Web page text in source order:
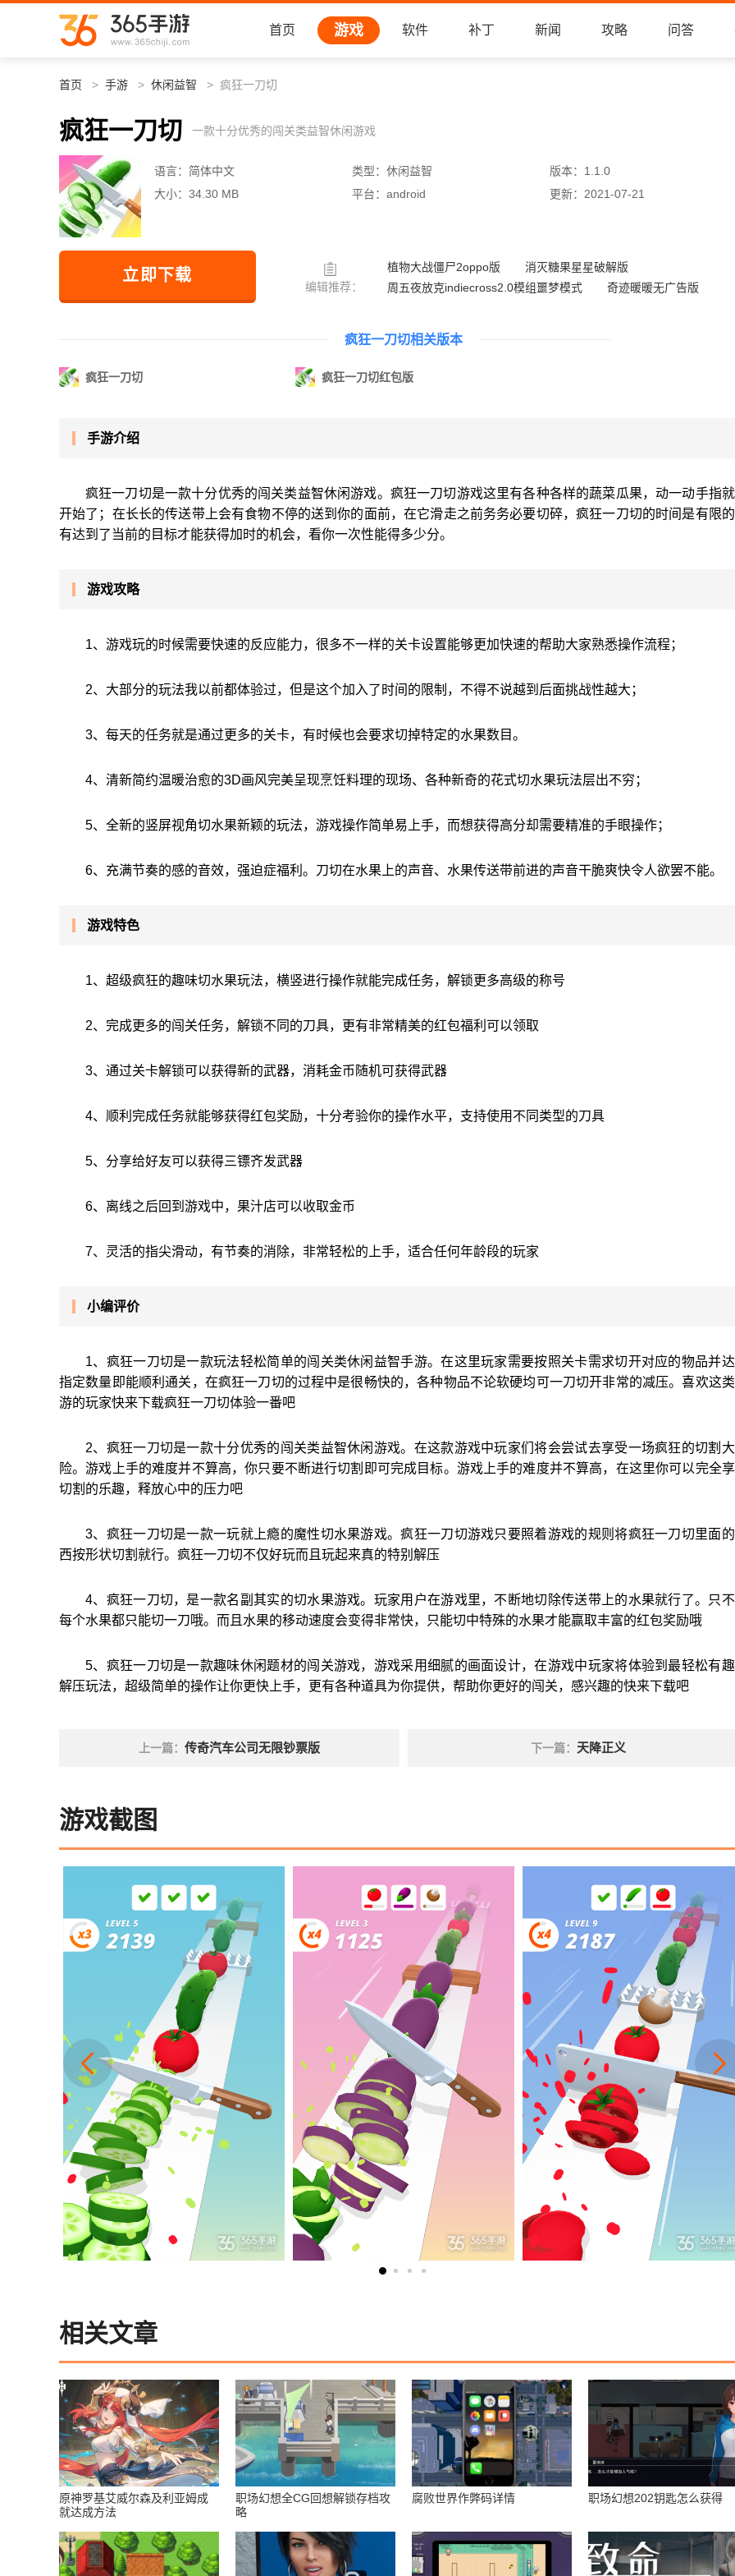
首页 游戏 软件 补丁 新闻 攻略 问答
首页 手游 休闲益智 疯狂一刀切
疯狂一刀切 一款十分优秀的闯关类益智休闲游戏
语言： 简体中文 类型： 休闲益智 版本： 1.1.0
大小： 34.30 MB 平台： android 更新： 2021-07-21
立即下载
编辑推荐：
植物大战僵尸2oppo版
消灭糖果星星破解版
周五夜放克indiecross2.0模组噩梦模式
奇迹暖暖无广告版
罗斯方块
疯狂一刀切相关版本
疯狂一刀切 疯狂一刀切红包版
手游介绍
疯狂一刀切是一款十分优秀的闯关类益智休闲游戏。疯狂一刀切游戏这里有各种各样的蔬菜瓜果，动一动手指
开始了；在长长的传送带上会有食物不停的送到你的面前，在它滑走之前务务必要切碎，疯狂一刀切的时间是有限
有达到了当前的目标才能获得加时的机会，看你一次性能得多少分。
游戏攻略
1、游戏玩的时候需要快速的反应能力，很多不一样的关卡设置能够更加快速的帮助大家熟悉操作流程；
2、大部分的玩法我以前都体验过，但是这个加入了时间的限制，不得不说越到后面挑战性越大；
3、每天的任务就是通过更多的关卡，有时候也会要求切掉特定的水果数目。
4、清新简约温暖治愈的3D画风完美呈现烹饪料理的现场、各种新奇的花式切水果玩法层出不穷；
5、全新的竖屏视角切水果新颖的玩法，游戏操作简单易上手，而想获得高分却需要精准的手眼操作；
6、充满节奏的感的音效，强迫症福利。刀切在水果上的声音、水果传送带前进的声音干脆爽快令人欲罢不能。
游戏特色
1、超级疯狂的趣味切水果玩法，横竖进行操作就能完成任务，解锁更多高级的称号
2、完成更多的闯关任务，解锁不同的刀具，更有非常精美的红包福利可以领取
3、通过关卡解锁可以获得新的武器，消耗金币随机可获得武器
4、顺利完成任务就能够获得红包奖励，十分考验你的操作水平，支持使用不同类型的刀具
5、分享给好友可以获得三镖齐发武器
6、离线之后回到游戏中，果汁店可以收取金币
7、灵活的指尖滑动，有节奏的消除，非常轻松的上手，适合任何年龄段的玩家
小编评价
1、疯狂一刀切是一款玩法轻松简单的闯关类休闲益智手游。在这里玩家需要按照关卡需求切开对应的物品并达
指定数量即能顺利通关，在疯狂一刀切的过程中是很畅快的，各种物品不论软硬均可一刀切开非常的减压。喜欢这
游的玩家快来下载疯狂一刀切体验一番吧
2、疯狂一刀切是一款十分优秀的闯关类益智休闲游戏。在这款游戏中玩家们将会尝试去享受一场疯狂的切割
险。游戏上手的难度并不算高，你只要不断进行切割即可完成目标。游戏上手的难度并不算高，在这里你可以完全
切割的乐趣，释放心中的压力吧
3、疯狂一刀切是一款一玩就上瘾的魔性切水果游戏。疯狂一刀切游戏只要照着游戏的规则将疯狂一刀切里面
西按形状切割就行。疯狂一刀切不仅好玩而且玩起来真的特别解压
4、疯狂一刀切，是一款名副其实的切水果游戏。玩家用户在游戏里，不断地切除传送带上的水果就行了。只
每个水果都只能切一刀哦。而且水果的移动速度会变得非常快，只能切中特殊的水果才能赢取丰富的红包奖励哦
5、疯狂一刀切是一款趣味休闲题材的闯关游戏，游戏采用细腻的画面设计，在游戏中玩家将体验到最轻松有
解压玩法，超级简单的操作让你更快上手，更有各种道具为你提供，帮助你更好的闯关，感兴趣的快来下载吧
上一篇： 传奇汽车公司无限钞票版 下一篇： 天降正义
游戏截图
相关文章
原神罗基艾威尔森及利亚姆成
就达成方法
职场幻想全CG回想解锁存档攻
略
腐败世界作弊码详情 职场幻想202钥匙怎么获得